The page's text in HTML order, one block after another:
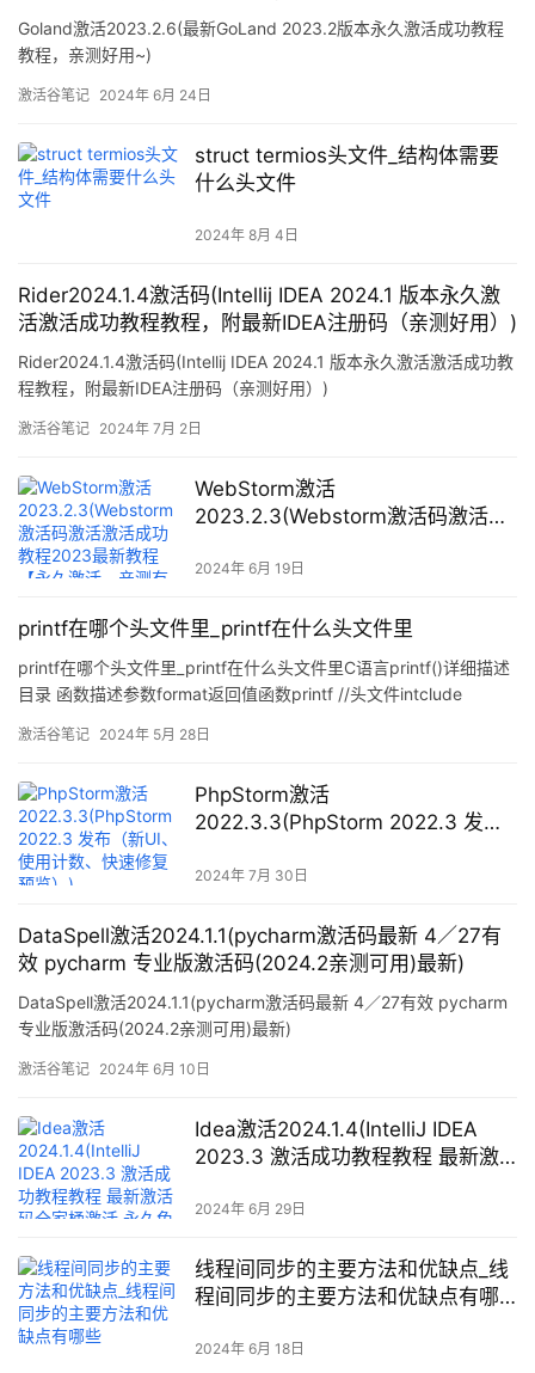
Goland激活2023.2.6(最新GoLand 2023.2版本永久激活成功教程
教程，亲测好用~)
激活谷笔记 2024年 6月 24日
struct termios头文件_结构体需要
什么头文件
2024年 8月 4日
Rider2024.1.4激活码(Intellij IDEA 2024.1 版本永久激
活激活成功教程教程，附最新IDEA注册码（亲测好用）)
Rider2024.1.4激活码(Intellij IDEA 2024.1 版本永久激活激活成功教
程教程，附最新IDEA注册码（亲测好用）)
激活谷笔记 2024年 7月 2日
WebStorm激活
2023.2.3(Webstorm激活码激活激
活，亲测有效】)
2024年 6月 19日
printf在哪个头文件里_printf在什么头文件里
printf在哪个头文件里_printf在什么头文件里C语言printf()详细描述
目录 函数描述参数format返回值函数printf //头文件intclude
写入标准输出 （
激活谷笔记 2024年 5月 28日
PhpStorm激活
2022.3.3(PhpStorm 2022.3 发布
览）)
2024年 7月 30日
DataSpell激活2024.1.1(pycharm激活码最新 4／27有
效 pycharm 专业版激活码(2024.2亲测可用)最新)
DataSpell激活2024.1.1(pycharm激活码最新 4／27有效 pycharm
专业版激活码(2024.2亲测可用)最新)
激活谷笔记 2024年 6月 10日
Idea激活2024.1.4(IntelliJ IDEA
2023.3 激活成功教程教程 最新激
2024年 6月 29日
线程间同步的主要方法和优缺点_线
程间同步的主要方法和优缺点有哪
2024年 6月 18日